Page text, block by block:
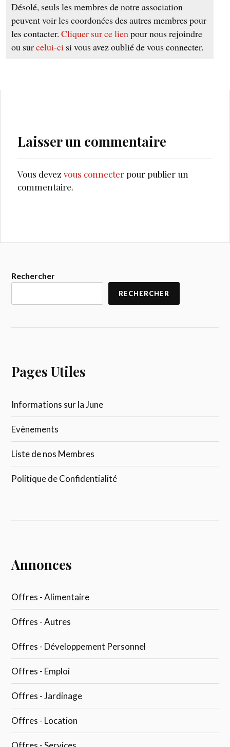
Désolé, seuls les membres de notre association
peuvent voir les coordonées des autres membres pour
les contacter.Cliquer sur ce lienpour nous rejoindre
ou surcelui-ci si vous avez oublié de vous connecter.
Laisser un commentaire
Vous devezvous connecterpour publier un
commentaire.
Rechercher
RECHERCHER
Pages Utiles
Informations sur la June
Evènements
Liste de nos Membres
Politique de Confidentialité
Annonces
Offres - Alimentaire
Offres - Autres
Offres - Développement Personnel
Offres - Emploi
Offres - Jardinage
Offres - Location